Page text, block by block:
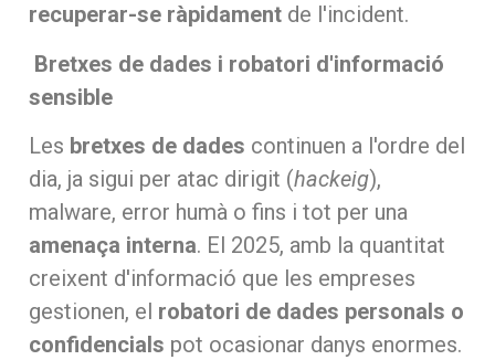
recuperar-se ràpidament de l'incident.
Bretxes de dades i robatori d'informació
sensible
Les bretxes de dades continuen a l'ordre del
dia, ja sigui per atac dirigit (hackeig),
malware, error humà o fins i tot per una
amenaça interna. El 2025, amb la quantitat
creixent d'informació que les empreses
gestionen, el robatori de dades personals o
confidencials pot ocasionar danys enormes.